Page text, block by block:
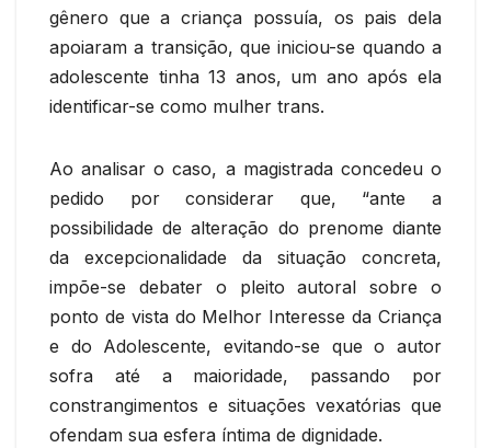
gênero que a criança possuía, os pais dela
apoiaram a transição, que iniciou-se quando a
adolescente tinha 13 anos, um ano após ela
identificar-se como mulher trans.
Ao analisar o caso, a magistrada concedeu o
pedido por considerar que, “ante a
possibilidade de alteração do prenome diante
da excepcionalidade da situação concreta,
impõe-se debater o pleito autoral sobre o
ponto de vista do Melhor Interesse da Criança
e do Adolescente, evitando-se que o autor
sofra até a maioridade, passando por
constrangimentos e situações vexatórias que
ofendam sua esfera íntima de dignidade.